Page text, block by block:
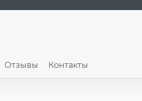
Отзывы Контакты